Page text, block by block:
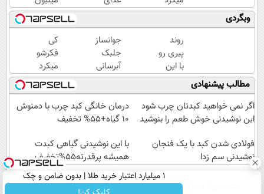
چین
وچروک
درمان
دائمی
داشته
باشه؟
40%تخفیف
پوستت
رو تامین
میکنه
(خرید با
40%تخفیف)
وام
آنی
خرید
طلا💰
ثبت
نام
کن!
وبگردی
روند
پیری رو
با این
روش
گیاهی
معکوس
کن
جوانساز
جلبک
آبرسانی
قوی
پوست
در
فصل
کی
فکرشو
میکرد
چین
وچروک
درمان
دائمی
باشه؟
40%تخفیف
مطالب پیشنهادی
اگر نمی خواهید کبدتان چرب شود
این نوشیدنی خوش طعم را بنوشید
درمان خانگی کبد چرب با دمنوش
10 گیاه+55% تخفیف
فولادی شدن کبد با یک فنجان
نوشیدنی سم زدا
با این نوشیدنی گیاهی کبدت
همیشه پرقدرته55%تخفیف
۱ میلیارد اعتبار خرید طلا | بدون ضامن و چک
عصر ایران۲ درباره عصرایران تماس با ما